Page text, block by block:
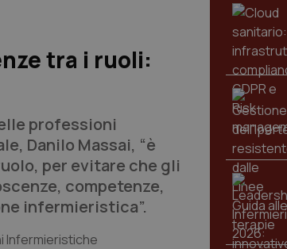
tra i ruoli:
professioni
Danilo Massai, “è
per evitare che gli
competenze,
infermieristica”.
Infermieristiche